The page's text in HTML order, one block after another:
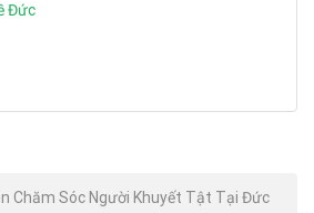
Đức
Chăm Sóc Người Khuyết Tật Tại Đức